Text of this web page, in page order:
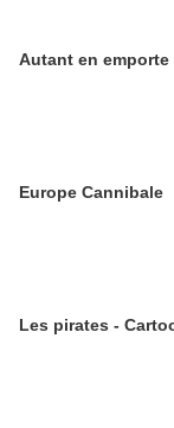
Autant en emporte
Europe Cannibale
Les pirates -